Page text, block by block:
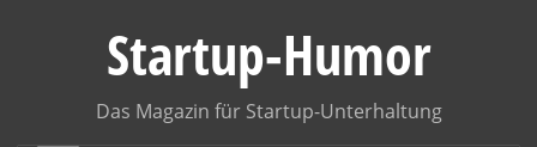
Startup-Humor
Das Magazin für Startup-Unterhaltung